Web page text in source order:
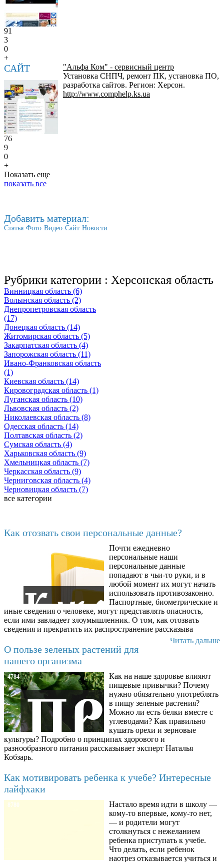
91
3
0
+
САЙТ
"Альфа Ком" - сервисный центр
Установка СНПЧ, ремонт ПК, установка ПО,
разработка сайтов. Регион: Херсон.
http://www.comphelp.ks.ua
76
9
0
+
Показать еще
показать все
Добавить материал:
Статья Фото Видео Сайт Новости
Рубрики категории : Херсонская область
Винницкая область (6)
Волынская область (2)
Днепропетровская область
(17)
Донецкая область (14)
Житомирская область (5)
Закарпатская область (4)
Запорожская область (11)
Ивано-Франковская область
(1)
Киевская область (14)
Кировоградская область (1)
Луганская область (10)
Львовская область (2)
Николаевская область (8)
Одесская область (14)
Полтавская область (2)
Сумская область (4)
Харьковская область (9)
Хмельницкая область (7)
Черкасская область (9)
Черниговская область (4)
Черновицкая область (7)
все категории
Как отозвать свои персональные данные?
Почти ежедневно
персональные наши
персональные данные
попадают в чьи-то руки, и в
любой момент их могут начать
использовать противозаконно.
Паспортные, биометрические и
иные сведения о человеке, могут представлять опасность,
если ими завладеет злоумышленник. О том, как отозвать
сведения и прекратить их распространение рассказыва
Читать дальше
О пользе зеленых растений для
нашего организма
4784
Как на наше здоровье влияют
пищевые привычки? Почему
нужно обязательно употреблять
в пищу зеленые растения?
Можно ли есть белки вместе с
углеводами? Как правильно
кушать орехи и зерновые
культуры? Подробно о принципах здорового и
разнообразного питания рассказывает эксперт Наталья
Кобзарь.
Как мотивировать ребенка к учебе? Интересные
лайфхаки
8780
Настало время идти в школу —
кому-то впервые, кому-то нет,
— и родители могут
столкнуться с нежеланием
ребенка приступать к учебе.
Что делать, если ребенок
наотрез отказывается учиться и